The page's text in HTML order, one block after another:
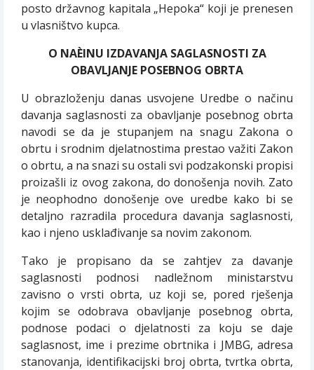
posto državnog kapitala „Hepoka“ koji je prenesen
u vlasništvo kupca.
O NAÈINU IZDAVANJA SAGLASNOSTI ZA
OBAVLJANJE POSEBNOG OBRTA
U obrazloženju danas usvojene Uredbe o načinu
davanja saglasnosti za obavljanje posebnog obrta
navodi se da je stupanjem na snagu Zakona o
obrtu i srodnim djelatnostima prestao važiti Zakon
o obrtu, a na snazi su ostali svi podzakonski propisi
proizašli iz ovog zakona, do donošenja novih. Zato
je neophodno donošenje ove uredbe kako bi se
detaljno razradila procedura davanja saglasnosti,
kao i njeno usklađivanje sa novim zakonom.
Tako je propisano da se zahtjev za davanje
saglasnosti podnosi nadležnom ministarstvu
zavisno o vrsti obrta, uz koji se, pored rješenja
kojim se odobrava obavljanje posebnog obrta,
podnose podaci o djelatnosti za koju se daje
saglasnost, ime i prezime obrtnika i JMBG, adresa
stanovanja, identifikacijski broj obrta, tvrtka obrta,